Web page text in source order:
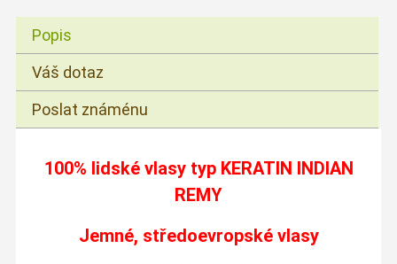
Popis
Váš dotaz
Poslat známénu
100% lidské vlasy typ KERATIN INDIAN
REMY
Jemné, středoevropské vlasy